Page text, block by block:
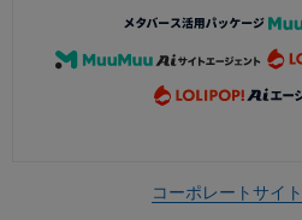
コーポレートサイト